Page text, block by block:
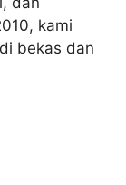
kami
bekas dan